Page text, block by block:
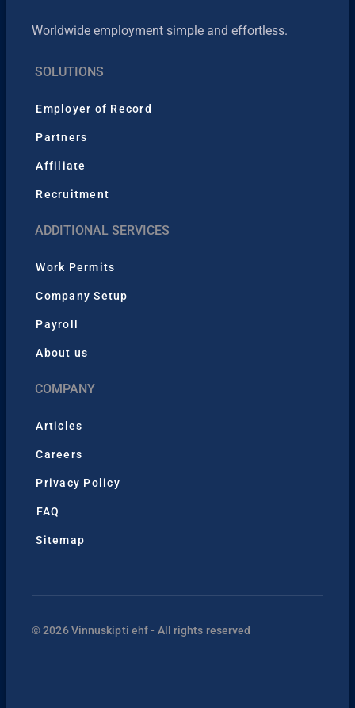
Worldwide employment simple and effortless.
SOLUTIONS
Employer of Record
Partners
Affiliate
Recruitment
ADDITIONAL SERVICES
Work Permits
Company Setup
Payroll
About us
COMPANY
Articles
Careers
Privacy Policy
FAQ
Sitemap
© 2026 Vinnuskipti ehf - All rights reserved